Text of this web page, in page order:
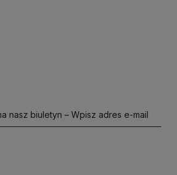
nasz biuletyn – Wpisz adres e-mail